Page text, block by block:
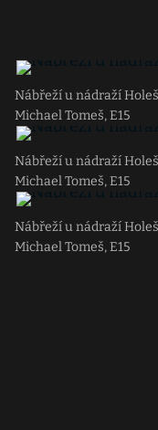
Nábřeží u nádraží
Michael Tomeš, E15
Nábřeží u nádraží
Michael Tomeš, E15
Nábřeží u nádraží
Michael Tomeš, E15